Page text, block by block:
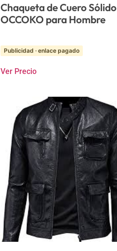
Chaqueta de Cuero Sólido
OCCOKO para Hombre
Publicidad · enlace pagado
Ver Precio